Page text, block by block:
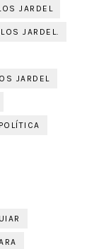
JARDEL
JARDEL.
JARDEL
POLÍTICA